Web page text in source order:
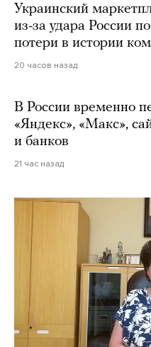
Украинский
из-за удара России
потери в истории
20 часов назад
В России временно
«Яндекс», «Макс»,
и банков
21 час назад